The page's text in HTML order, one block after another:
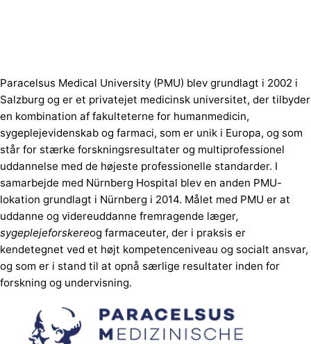
Paracelsus Medical University (PMU) blev grundlagt i 2002 i
Salzburg og er et privatejet medicinsk universitet, der tilbyder
en kombination af fakulteterne for humanmedicin,
sygeplejevidenskab og farmaci, som er unik i Europa, og som
står for stærke forskningsresultater og multiprofessionel
uddannelse med de højeste professionelle standarder. I
samarbejde med Nürnberg Hospital blev en anden PMU-
lokation grundlagt i Nürnberg i 2014. Målet med PMU er at
uddanne og videreuddanne fremragende læger,
sygeplejeforskereog farmaceuter, der i praksis er
kendetegnet ved et højt kompetenceniveau og socialt ansvar,
og som er i stand til at opnå særlige resultater inden for
forskning og undervisning.